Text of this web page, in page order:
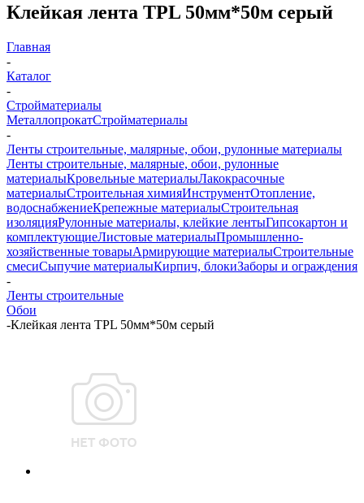
Клейкая лента TPL 50мм*50м серый
Главная
-
Каталог
-
Стройматериалы
МеталлопрокатСтройматериалы
-
Ленты строительные, малярные, обои, рулонные материалы
Ленты строительные, малярные, обои, рулонные
материалыКровельные материалыЛакокрасочные
материалыСтроительная химияИнструментОтопление,
водоснабжениеКрепежные материалыСтроительная
изоляцияРулонные материалы, клейкие лентыГипсокартон и
комплектующиеЛистовые материалыПромышленно-
хозяйственные товарыАрмирующие материалыСтроительные
смесиСыпучие материалыКирпич, блокиЗаборы и ограждения
-
Ленты строительные
Обои
-Клейкая лента TPL 50мм*50м серый